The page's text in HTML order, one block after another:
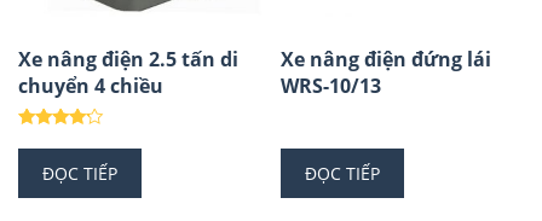
Xe nâng điện 2.5 tấn di
chuyển 4 chiều
4.00
5 sao
ĐỌC TIẾP
Xe nâng điện đứng lái
WRS-10/13
ĐỌC TIẾP